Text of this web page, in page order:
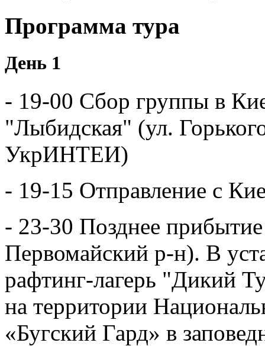
Программа тура
День 1
- 19-00 Сбор группы в
"Лыбидская" (ул.
УкрИНТЕИ)
- 19-15 Отправление с
- 23-30 Позднее
Первомайский р-н). В
рафтинг-лагерь "Дикий
на территории
«Бугский Гард» в